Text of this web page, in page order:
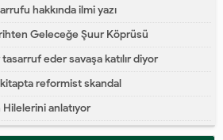
hakkında ilmi yazı
Geleceğe Şuur Köprüsü
eder savaşa katılır diyor
reformist skandal
Hilelerini anlatıyor